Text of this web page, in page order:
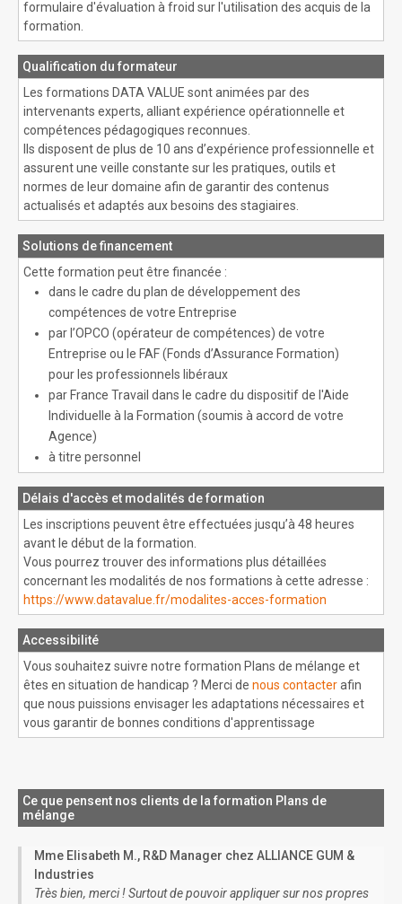
formulaire d'évaluation à froid sur l'utilisation des acquis de la
formation.
Qualification du formateur
Les formations DATA VALUE sont animées par des
intervenants experts, alliant expérience opérationnelle et
compétences pédagogiques reconnues.
Ils disposent de plus de 10 ans d’expérience professionnelle et
assurent une veille constante sur les pratiques, outils et
normes de leur domaine afin de garantir des contenus
actualisés et adaptés aux besoins des stagiaires.
Solutions de financement
Cette formation peut être financée :
dans le cadre du plan de développement des
compétences de votre Entreprise
par l’OPCO (opérateur de compétences) de votre
Entreprise ou le FAF (Fonds d’Assurance Formation)
pour les professionnels libéraux
par France Travail dans le cadre du dispositif de l'Aide
Individuelle à la Formation (soumis à accord de votre
Agence)
à titre personnel
Délais d'accès et modalités de formation
Les inscriptions peuvent être effectuées jusqu’à 48 heures
avant le début de la formation.
Vous pourrez trouver des informations plus détaillées
concernant les modalités de nos formations à cette adresse :
https://www.datavalue.fr/modalites-acces-formation
Accessibilité
Vous souhaitez suivre notre formation Plans de mélange et
êtes en situation de handicap ? Merci de nous contacterafin
que nous puissions envisager les adaptations nécessaires et
vous garantir de bonnes conditions d'apprentissage
Ce que pensent nos clients de la formation Plans de
mélange
Mme Elisabeth M., R&D Manager chez ALLIANCE GUM &
Industries
Très bien, merci ! Surtout de pouvoir appliquer sur nos propres